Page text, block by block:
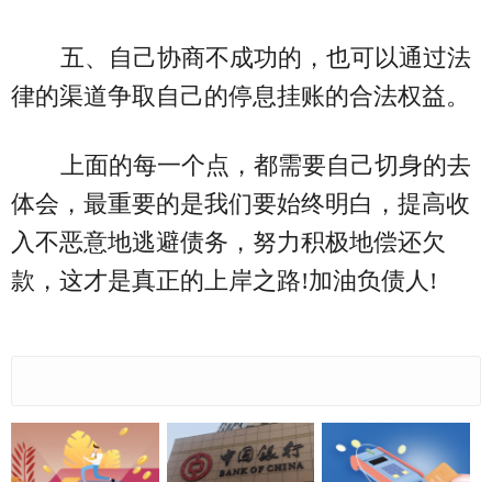
五、自己协商不成功的，也可以通过法
律的渠道争取自己的停息挂账的合法权益。
上面的每一个点，都需要自己切身的去
体会，最重要的是我们要始终明白，提高收
入不恶意地逃避债务，努力积极地偿还欠
款，这才是真正的上岸之路!加油负债人!